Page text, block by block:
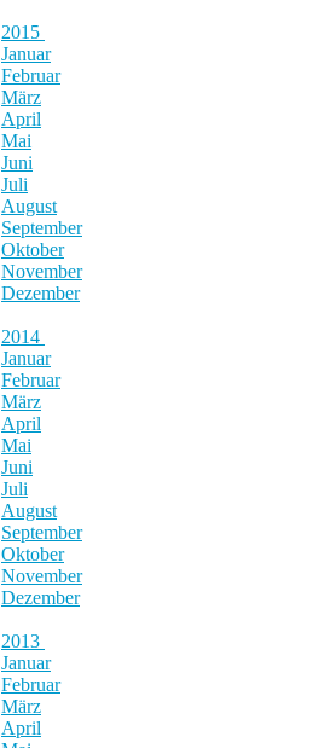
2015
Januar
Februar
März
April
Mai
Juni
Juli
August
September
Oktober
November
Dezember
2014
Januar
Februar
März
April
Mai
Juni
Juli
August
September
Oktober
November
Dezember
2013
Januar
Februar
März
April